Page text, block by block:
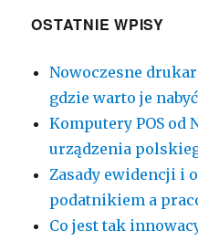
OSTATNIE WPISY
Nowoczesne
gdzie warto je
Komputery POS od
urządzenia
Zasady ewidencji i
podatnikiem a
Co jest tak